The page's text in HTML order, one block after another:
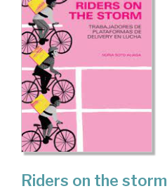
Riders on the storm